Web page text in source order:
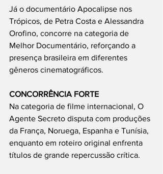
Já o documentário Apocalipse nos
Trópicos, de Petra Costa e Alessandra
Orofino, concorre na categoria de
Melhor Documentário, reforçando a
presença brasileira em diferentes
gêneros cinematográficos.
CONCORRÊNCIA FORTE
Na categoria de filme internacional, O
Agente Secreto disputa com produções
da França, Noruega, Espanha e Tunísia,
enquanto em roteiro original enfrenta
títulos de grande repercussão crítica.